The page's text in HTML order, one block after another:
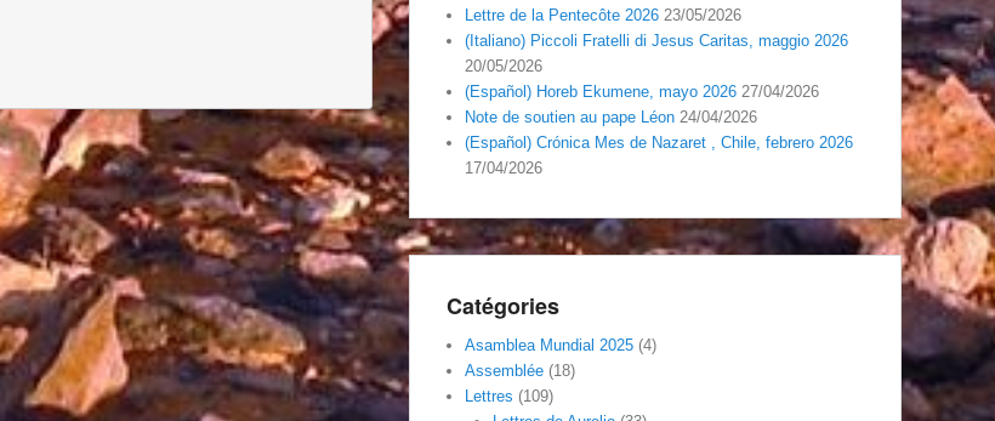
Lettre de la Pentecôte 2026 23/05/2026
(Italiano) Piccoli Fratelli di Jesus Caritas, maggio 2026
20/05/2026
(Español) Horeb Ekumene, mayo 2026 27/04/2026
Note de soutien au pape Léon 24/04/2026
(Español) Crónica Mes de Nazaret , Chile, febrero 2026
17/04/2026
Catégories
Asamblea Mundial 2025 (4)
Assemblée (18)
Lettres (109)